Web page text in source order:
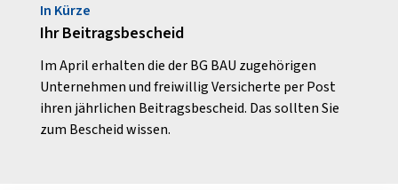
In Kürze
Ihr Beitragsbescheid
Im April erhalten die der BG BAU zugehörigen
Unternehmen und freiwillig Versicherte per Post
ihren jährlichen Beitragsbescheid. Das sollten Sie
zum Bescheid wissen.